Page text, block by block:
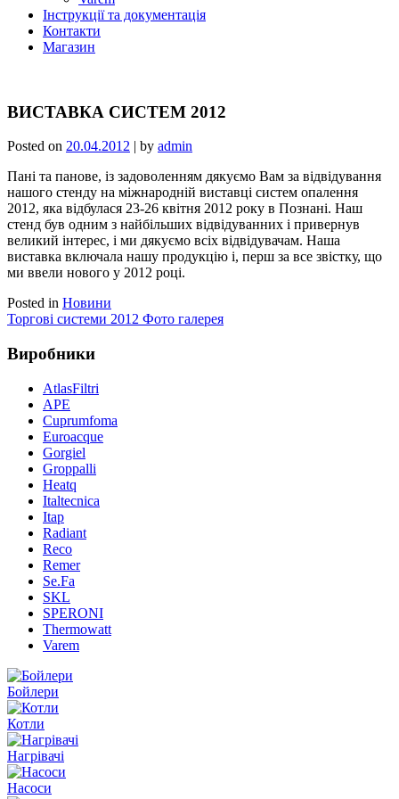
Інструкції та документація
Контакти
Магазин
ВИСТАВКА СИСТЕМ 2012
Posted on 20.04.2012 | by admin
Пані та панове, із задоволенням дякуємо Вам за відвідування
нашого стенду на міжнародній виставці систем опалення
2012, яка відбулася 23-26 квітня 2012 року в Познані. Наш
стенд був одним з найбільших відвідуванних і привернув
великий інтерес, і ми дякуємо всіх відвідувачам. Наша
виставка включала нашу продукцію і, перш за все звістку, що
ми ввели нового у 2012 році.
Posted in Новини
Навігація
записів
Торгові системи 2012 Фото галерея
Виробники
AtlasFiltri
APE
Cuprumfoma
Euroacque
Gorgiel
Groppalli
Heatq
Italtecnica
Itap
Radiant
Reco
Remer
Se.Fa
SKL
SPERONI
Thermowatt
Varem
Бойлери
Котли
Нагрівачі
Насоси